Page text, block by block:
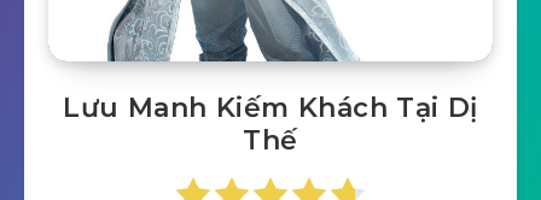
Lưu Manh Kiếm Khách Tại Dị
Thế